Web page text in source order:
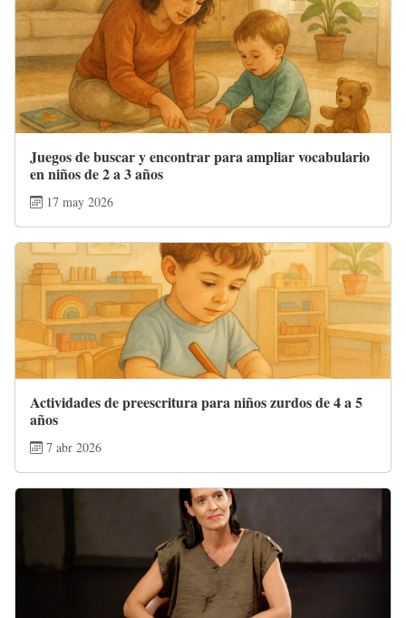
Juegos de buscar y encontrar para ampliar vocabulario
en niños de 2 a 3 años
17 may 2026
Actividades de preescritura para niños zurdos de 4 a 5
años
7 abr 2026